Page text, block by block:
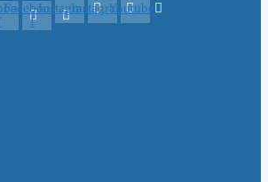
Facebook-
f
InstagramInstagramYoutube